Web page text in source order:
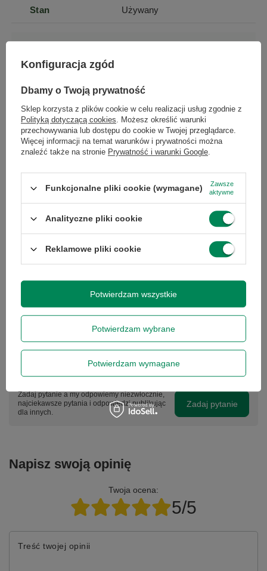
Stan Używany
opakowania
Zasilacz w
zestawie
Tak
Podmiot odpowiedzialny |Informacje o bezpieczeństwie
Gwarantujemy naprawę lub wymianę sprzętu do 12 miesięcy od
określić krótko naturę problemu, a następnie za pośrednictwem
Gwarancja nie obejmuje lampy projektora, tuszy, tonerów,
głowic drukarek - stanowią one części eksploatacyjne tych
urządzeń, zgodnie z warunkami gwarancji producenta.
Gwarancja na baterię laptopa wynosi 3 miesiące - czas pracy
baterii min. 1h.
Potrzebujesz pomocy? Masz pytania?
Zadaj pytanie a my odpowiemy niezwłocznie,
najciekawsze pytania i odpowiedzi publikując
dla innych.
Zadaj pytanie
Napisz swoją opinię
Twoja ocena:
5/5
Treść twojej opinii
Wyrażam zgodę na przetwarzanie danych osobowych
Konfiguracja zgód
Dbamy o Twoją prywatność
Sklep korzysta z plików cookie w celu realizacji usług zgodnie z
Polityką dotyczącą cookies. Możesz określić warunki
przechowywania lub dostępu do cookie w Twojej przeglądarce.
Więcej informacji na temat warunków i prywatności można
znaleźć także na stronie Prywatność i warunki Google.
Funkcjonalne pliki cookie (wymagane)
Zawsze
aktywne
Analityczne pliki cookie
Reklamowe pliki cookie
Potwierdzam wybrane
Potwierdzam wymagane
Potwierdzam wszystkie